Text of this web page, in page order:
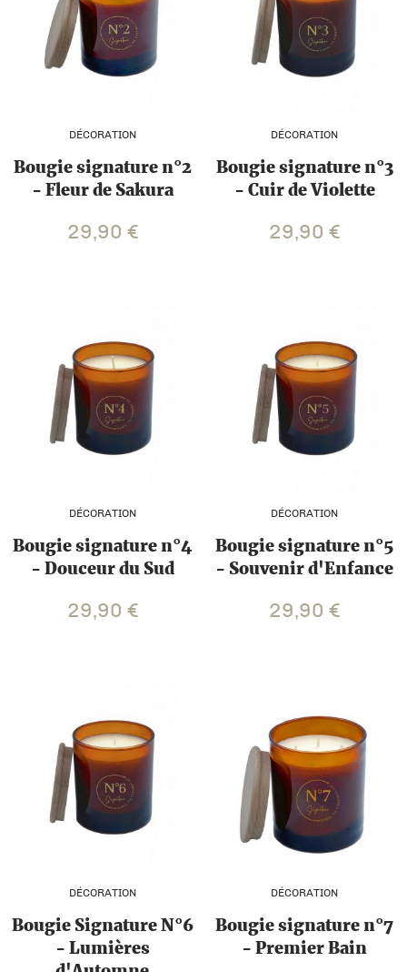
DÉCORATION
Bougie signature n°2
- Fleur de Sakura
29,90 €
DÉCORATION
Bougie signature n°3
- Cuir de Violette
29,90€
DÉCORATION
Bougie signature n°4
- Douceur du Sud
29,90 €
DÉCORATION
Bougie signature n°5
- Souvenir d'Enfance
29,90€
DÉCORATION
Bougie Signature N°6
- Lumières
DÉCORATION
Bougie signature n°7
- Premier Bain